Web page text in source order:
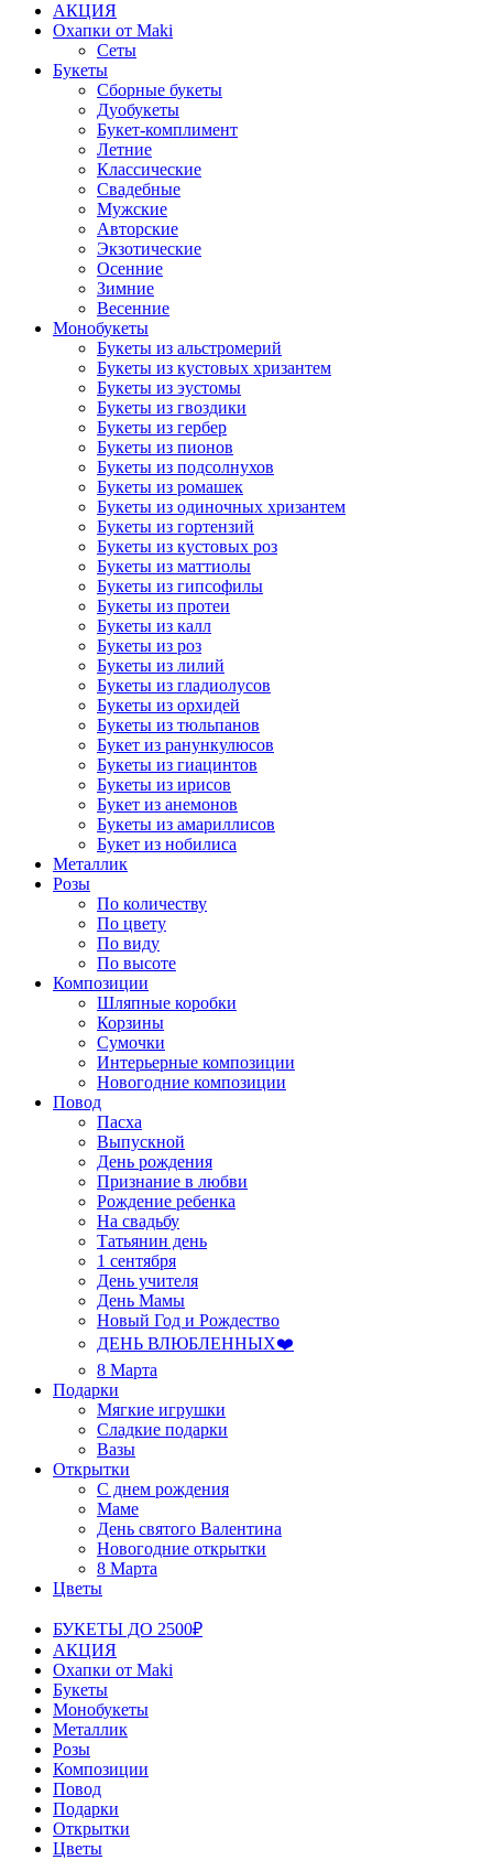
АКЦИЯ
Охапки от Maki
Сеты
Букеты
Сборные букеты
Дуобукеты
Букет-комплимент
Летние
Классические
Свадебные
Мужские
Авторские
Экзотические
Осенние
Зимние
Весенние
Монобукеты
Букеты из альстромерий
Букеты из кустовых хризантем
Букеты из эустомы
Букеты из гвоздики
Букеты из гербер
Букеты из пионов
Букеты из подсолнухов
Букеты из ромашек
Букеты из одиночных хризантем
Букеты из гортензий
Букеты из кустовых роз
Букеты из маттиолы
Букеты из гипсофилы
Букеты из протеи
Букеты из калл
Букеты из роз
Букеты из лилий
Букеты из гладиолусов
Букеты из орхидей
Букеты из тюльпанов
Букет из ранункулюсов
Букеты из гиацинтов
Букеты из ирисов
Букет из анемонов
Букеты из амариллисов
Букет из нобилиса
Металлик
Розы
По количеству
По цвету
По виду
По высоте
Композиции
Шляпные коробки
Корзины
Сумочки
Интерьерные композиции
Новогодние композиции
Повод
Пасха
Выпускной
День рождения
Признание в любви
Рождение ребенка
На свадьбу
Татьянин день
1 сентября
День учителя
День Мамы
Новый Год и Рождество
ДЕНЬ ВЛЮБЛЕННЫХ❤️
8 Марта
Подарки
Мягкие игрушки
Сладкие подарки
Вазы
Открытки
С днем рождения
Маме
День святого Валентина
Новогодние открытки
8 Марта
Цветы
БУКЕТЫ ДО 2500₽
АКЦИЯ
Охапки от Maki
Букеты
Монобукеты
Металлик
Розы
Композиции
Повод
Подарки
Открытки
Цветы